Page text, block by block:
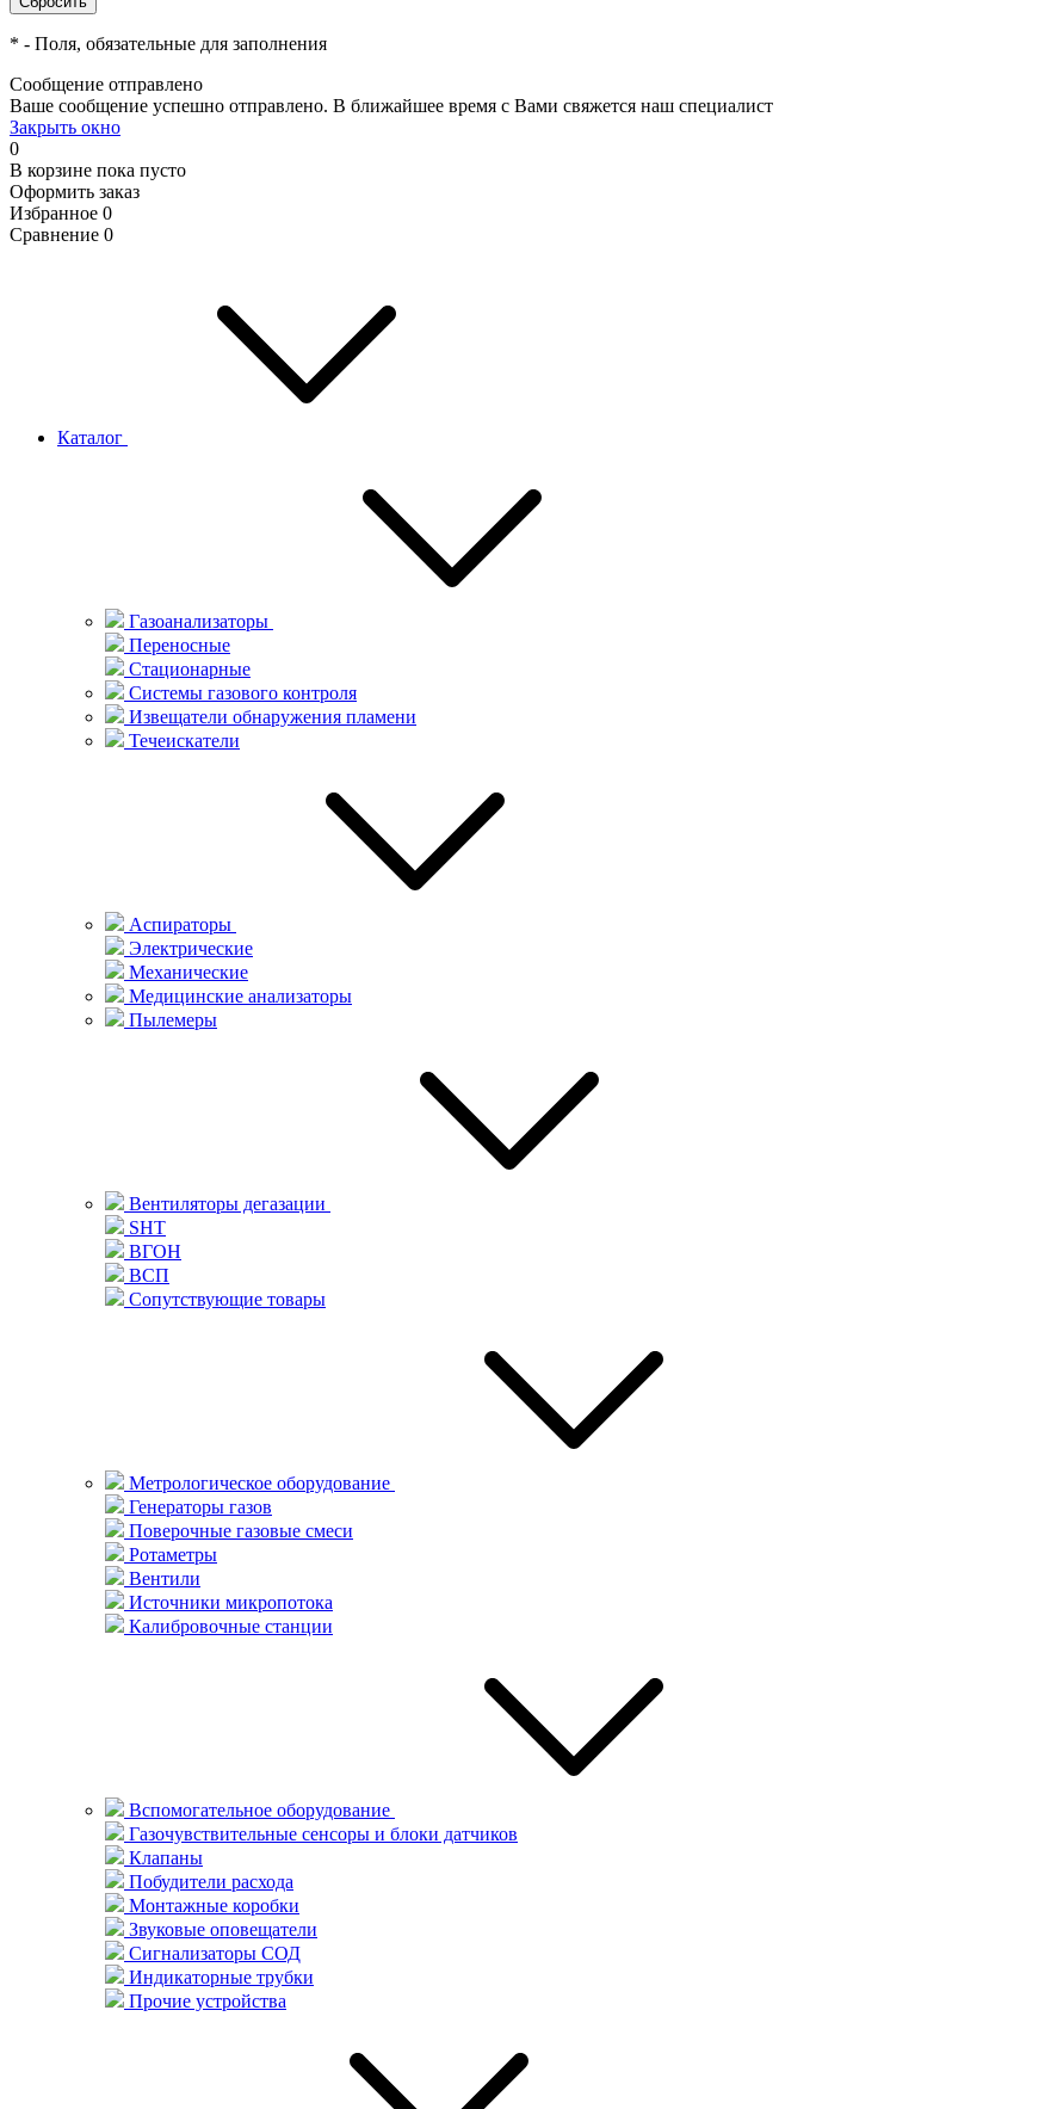
* - Поля, обязательные для заполнения
Сообщение отправлено
Ваше сообщение успешно отправлено. В ближайшее время с Вами свяжется наш специалист
Закрыть окно
0
В корзине пока пусто
Оформить заказ
Избранное 0
Сравнение 0
Каталог
Газоанализаторы
Переносные
Стационарные
Системы газового контроля
Извещатели обнаружения пламени
Течеискатели
Аспираторы
Электрические
Механические
Медицинские анализаторы
Пылемеры
Вентиляторы дегазации
SHT
ВГОН
ВСП
Сопутствующие товары
Метрологическое оборудование
Генераторы газов
Поверочные газовые смеси
Ротаметры
Вентили
Источники микропотока
Калибровочные станции
Вспомогательное оборудование
Газочувствительные сенсоры и блоки датчиков
Клапаны
Побудители расхода
Монтажные коробки
Звуковые оповещатели
Сигнализаторы СОД
Индикаторные трубки
Прочие устройства